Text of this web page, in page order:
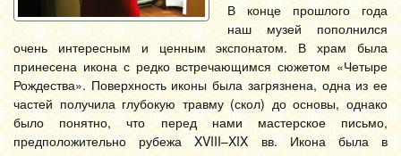
В конце прошлого года
наш музей пополнился
очень интересным и ценным экспонатом. В храм была
принесена икона с редко встречающимся сюжетом «Четыре
Рождества». Поверхность иконы была загрязнена, одна из ее
частей получила глубокую травму (скол) до основы, однако
было понятно, что перед нами мастерское письмо,
предположительно рубежа XVIII–XIX вв. Икона была в